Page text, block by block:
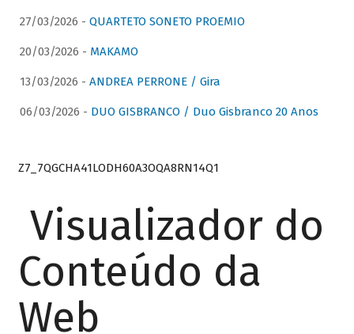
27/03/2026 - QUARTETO SONETO PROEMIO
20/03/2026 - MAKAMO
13/03/2026 - ANDREA PERRONE / Gira
06/03/2026 - DUO GISBRANCO / Duo Gisbranco 20 Anos
Z7_7QGCHA41LODH60A3OQA8RN14Q1
Visualizador do
Conteúdo da
Web